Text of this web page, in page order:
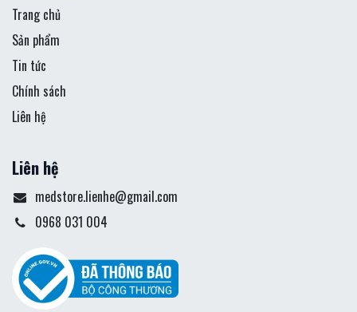
Trang chủ
Sản phẩm
Tin tức
Chính sách
Liên hệ
Liên hệ
medstore.lienhe@gmail.com
0968 031 004